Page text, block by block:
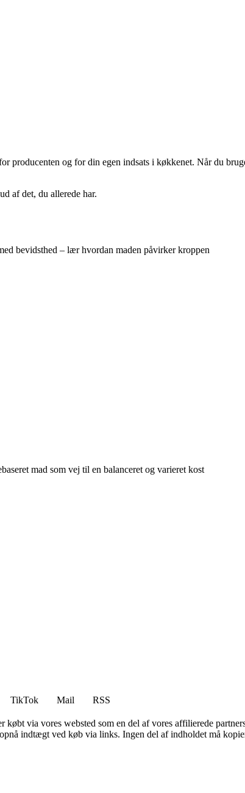
producenten og for din egen indsats i køkkenet. Når du
af det, du allerede har.
bevidsthed – lær hvordan maden påvirker kroppen
mad som vej til en balanceret og varieret kost
TikTok Mail
RSS
via vores websted som en del af vores affilierede
indtægt ved køb via links. Ingen del af indholdet må